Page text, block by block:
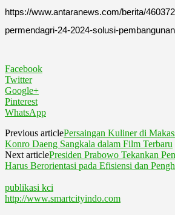
https://www.antaranews.com/berita/
permendagri-24-2024-solusi-
Facebook
Twitter
Google+
Pinterest
WhatsApp
Previous articlePersaingan Kuliner di
Konro Daeng Sangkala dalam Film Terbaru
Next articlePresiden Prabowo Tekankan
Harus Berorientasi pada Efisiensi dan
publikasi kci
http://www.smartcityindo.com